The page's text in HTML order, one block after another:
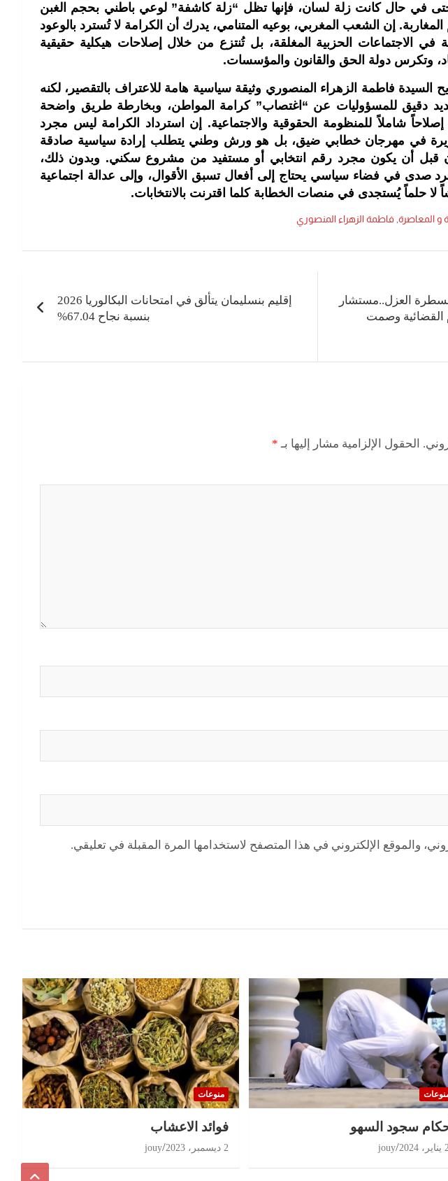
في حال كانت زلة لسان، فإنها تظل “زلة كاشفة” لوعي باطني بحجم الغبن
إن الشعب المغربي، بوعيه المتنامي، يدرك أن الكرامة لا تُسترد بالوعود
في الاجتماعات الحزبية المغلقة، بل تُنتزع من خلال إصلاحات هيكلية حقيقية
وتكرس دولة الحق والقانون والمؤسسات.
السيدة فاطمة الزهراء المنصوري وثيقة سياسية هامة للاعتراف بالتقصير، لكنه
دقيق للمسؤوليات عن “اغتصاب” كرامة المواطن، وبخارطة طريق واضحة
شاملاً للمنظومة الحقوقية والاجتماعية. إن استرداد الكرامة ليس مجرد
في مهرجان خطابي ضيق، بل هو ورش وطني يتطلب إرادة سياسية صادقة
قبل أن يكون مجرد رقم انتخابي أو مستفيد من مشروع سكني. وبدون ذلك،
صدى في فضاء سياسي يحتاج إلى أفعال تسبق الأقوال، وإلى عدالة اجتماعية
لا حلماً يُستجدى في منصات الخطابة كلما اقترنت بالانتخابات.
و المعاصرة, فاطمة الزهراء المنصوري
العزل..مستشار
القضائية وصمت
إقليم بنسليمان يتألق في امتحانات البكالوريا 2026
بنسبة نجاح 67.04%
الحقول الإلزامية مشار إليها بـ *
والموقع الإلكتروني في هذا المتصفح لاستخدامها المرة المقبلة في تعليقي.
سجود السهو
jouy
منوعات
‏فوائد الاعشاب
2 ديسمبر، 2023 jouy